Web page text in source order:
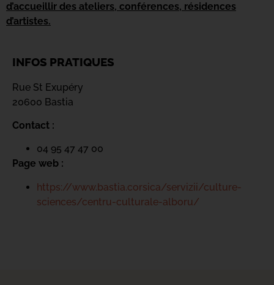
d’accueillir des ateliers, conférences, résidences
d’artistes.
INFOS PRATIQUES
Rue St Exupéry
20600 Bastia
Contact :
04 95 47 47 00
Page web :
https://www.bastia.corsica/servizii/culture-
sciences/centru-culturale-alboru/